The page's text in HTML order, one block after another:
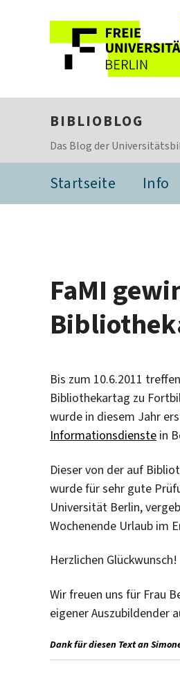
BIBLIOBLOG
Das Blog der
Startseite Info
FaMI
Bis zum 10.6.2011
Bibliothekartag zu
wurde in diesem Jahr
Informationsdienste in
Dieser von der auf
wurde für sehr gute
Universität Berlin,
Wochenende Urlaub im
Herzlichen Glückwunsch!
Wir freuen uns für Frau
eigener Auszubildender
Dank für diesen Text an